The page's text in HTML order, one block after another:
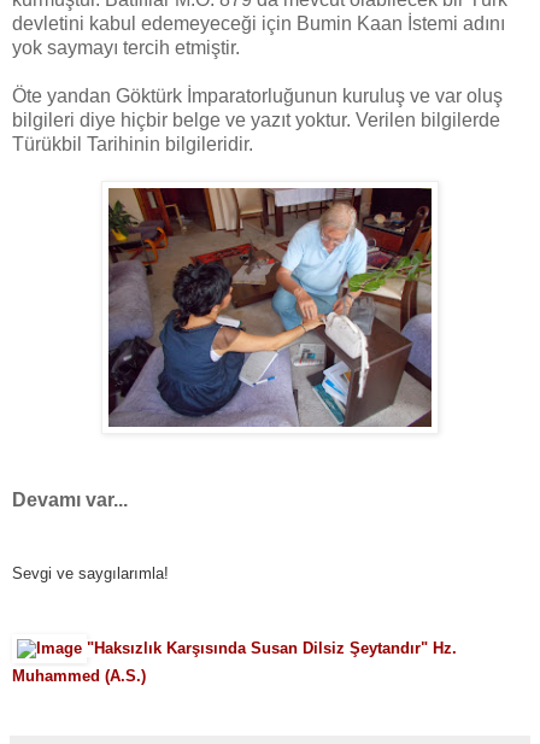
devletini kabul edemeyeceği için Bumin Kaan İstemi adını
yok saymayı tercih etmiştir.
Öte yandan Göktürk İmparatorluğunun kuruluş ve var oluş
bilgileri diye hiçbir belge ve yazıt yoktur. Verilen bilgilerde
Türükbil Tarihinin bilgileridir.
Devamı var...
Sevgi ve saygılarımla!
"Haksızlık Karşısında Susan Dilsiz Şeytandır" Hz.
Muhammed (A.S.)